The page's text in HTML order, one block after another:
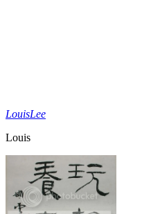
LouisLee
Louis